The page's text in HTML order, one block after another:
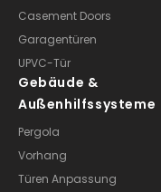
Klapptüren
Casement Doors
Garagentüren
UPVC-Tür
Gebäude &
Außenhilfssysteme
Pergola
Vorhang